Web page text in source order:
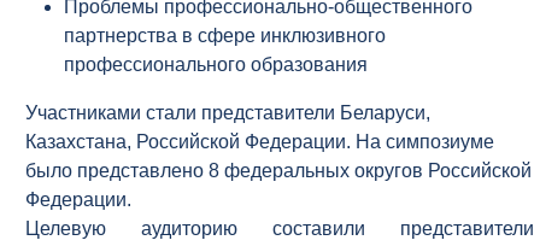
Проблемы профессионально-общественного
партнерства в сфере инклюзивного
профессионального образования
Участниками стали представители Беларуси,
Казахстана, Российской Федерации. На симпозиуме
было представлено 8 федеральных округов Российской
Федерации.
Целевую аудиторию составили представители